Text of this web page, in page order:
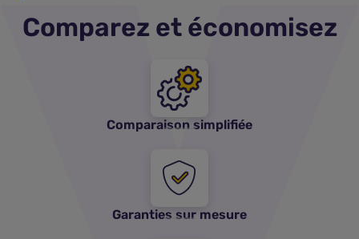
Comparez et économisez
Comparaison simplifiée
Garanties sur mesure